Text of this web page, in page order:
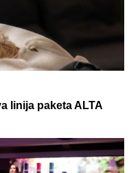
linija paketa ALTA